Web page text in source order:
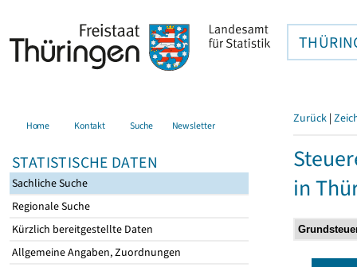
Home Kontakt Suche Newsletter
STATISTISCHE DATEN
Sachliche Suche
Regionale Suche
Kürzlich bereitgestellte Daten
Allgemeine Angaben, Zuordnungen
Zurück |
in